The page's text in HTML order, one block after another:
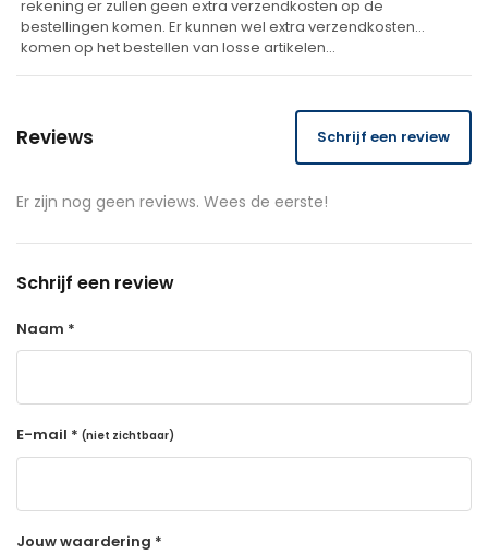
rekening er zullen geen extra verzendkosten op de
bestellingen komen. Er kunnen wel extra verzendkosten
komen op het bestellen van losse artikelen…
Reviews Schrijf een review
Er zijn nog geen reviews. Wees de eerste!
Schrijf een review
Naam *
E-mail * (niet zichtbaar)
Jouw waardering *